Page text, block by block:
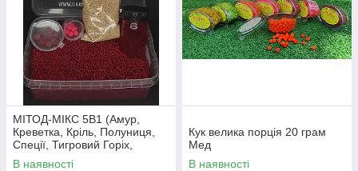
МІТОД-МІКС 5В1 (Амур,
Креветка, Кріль, Полуниця,
Спеції, Тигровий Горіх,
Халібут)
В наявності
Кук велика порція 20 грам
Мед
В наявності